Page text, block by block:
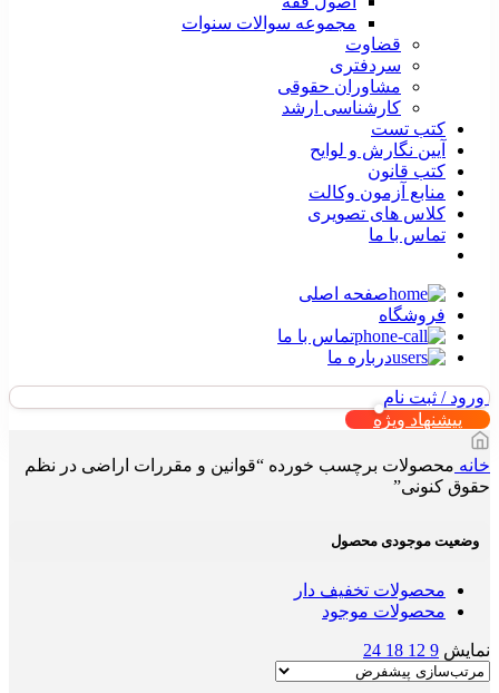
مجموعه سوالات سنوات
قضاوت
سردفتری
مشاوران حقوقی
کارشناسی ارشد
کتب تست
آیین نگارش و لوایح
کتب قانون
منابع آزمون وکالت
کلاس های تصویری
تماس با ما
صفحه اصلی
فروشگاه
تماس با ما
درباره ما
ورود / ثبت نام
پیشنهاد ویژه
خانه محصولات برچسب خورده “قوانین و مقررات اراضی در نظم
حقوق کنونی”
وضعیت موجودی محصول
محصولات تخفیف دار
محصولات موجود
نمایش 9
12
18
24